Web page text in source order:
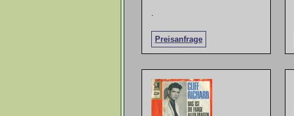
Preisanfrage